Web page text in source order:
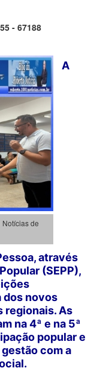
- 67188
Notícias de
A
através
(SEPP),
dos novos
regionais. As
na 4ª e na 5ª
popular e
com a